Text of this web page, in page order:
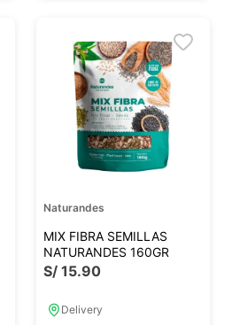
Naturandes
MIX FIBRA SEMILLAS
NATURANDES 160GR
S/ 15.90
Delivery